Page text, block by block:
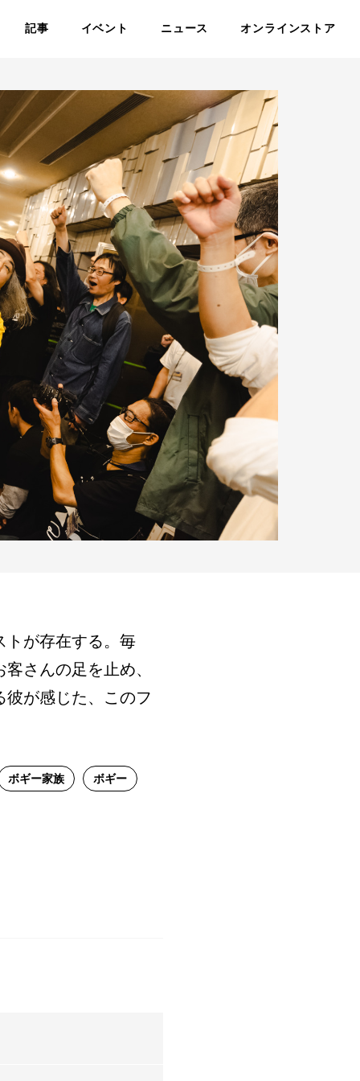
記事 イベント ニュース オンラインストア
トが存在する。毎
さんの足を止め、
が感じた、このフ
ボギー家族 ボギー